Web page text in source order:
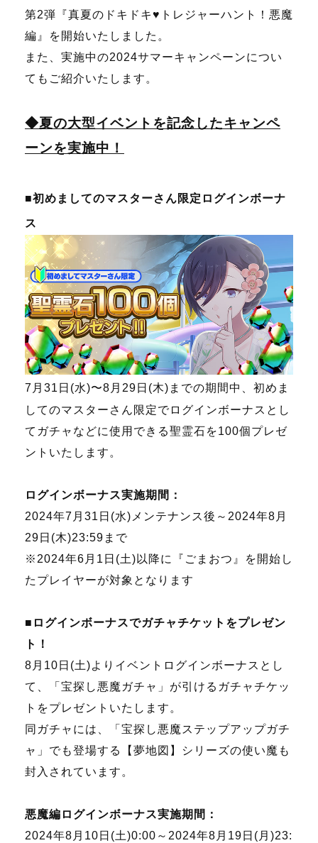
第2弾『真夏のドキドキ♥トレジャーハント！悪魔
編 』を開始いたしました。
また、実施中の2024サマーキャンペーンについ
てもご紹介いたします。
◆夏の大型イベントを記念したキャンペ
ーンを実施中！
■初めましてのマスターさん限定ログインボーナ
ス
7月31日(水)〜8月29日(木)までの期間中、初めま
してのマスターさん限定でログインボーナスとし
てガチャなどに使用できる聖霊石を100個プレゼ
ントいたします。
ログインボーナス実施期間：
2024年7月31日(水)メンテナンス後～2024年8月
29日(木)23:59まで
※2024年6月1日(土)以降に『ごまおつ』を開始し
たプレイヤーが対象となります
■ログインボーナスでガチャチケットをプレゼン
ト！
8月10日(土)よりイベントログインボーナスとし
て、「宝探し悪魔ガチャ」が引けるガチャチケッ
トをプレゼントいたします。
同ガチャには、「宝探し悪魔ステップアップガチ
ャ」でも登場する【夢地図】シリーズの使い魔も
封入されています。
悪魔編ログインボーナス実施期間：
2024年8月10日(土)0:00～2024年8月19日(月)23: